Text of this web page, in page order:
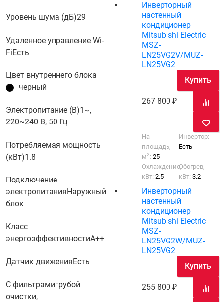
Уровень шума (дБ)29
Удаленное управление Wi-
FiЕсть
Цвет внутреннего блока
черный
Электропитание (В)1~,
220~240 В, 50 Гц
Потребляемая мощность
(кВт)1.8
Подключение
электропитанияНаружный
блок
Класс
энергоэффективностиA++
Датчик движенияЕсть
С фильтрамигрубой
очистки,
Инверторный
настенный
кондиционер
Mitsubishi Electric
MSZ-
LN25VG2V/MUZ-
LN25VG2
267 800
Купить
На
площадь,
м2:25
Инвертор:
Есть
Охлаждение,
кВт:2.5
Обогрев,
кВт:3.2
Инверторный
настенный
кондиционер
Mitsubishi Electric
MSZ-
LN25VG2W/MUZ-
LN25VG2
255 800
Купить